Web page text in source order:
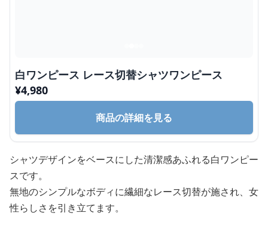
白ワンピース レース切替シャツワンピース
¥4,980
商品の詳細を見る
シャツデザインをベースにした清潔感あふれる白ワンピー
スです。
無地のシンプルなボディに繊細なレース切替が施され、女
性らしさを引き立てます。